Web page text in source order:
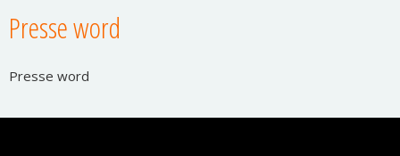
Presse word
Pres­se word